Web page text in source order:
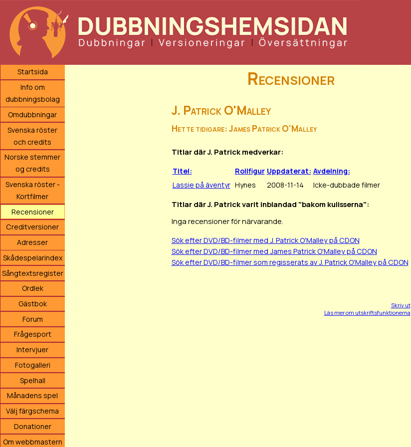
Startsida
Info om
dubbningsbolag
Omdubbningar
Svenska röster
och credits
Norske stemmer
og credits
Svenska röster -
Kortfilmer
Recensioner
Creditversioner
Adresser
Skådespelarindex
Sångtextsregister
Ordlek
Gästbok
Forum
Frågesport
Intervjuer
Fotogalleri
Spelhall
Månadens spel
Välj färgschema
Donationer
Om webbmastern
Recensioner
J. Patrick O'Malley
Hette tidigare: James Patrick O'Malley
Titlar där J. Patrick medverkar:
Titel: Rollfigur Uppdaterat: Avdelning:
Lassie på äventyr Hynes 2008-11-14 Icke-dubbade filmer
Titlar där J. Patrick varit inblandad "bakom kulisserna":
Inga recensioner för närvarande.
Sök efter DVD/BD-filmer med J. Patrick O'Malley på CDON
Sök efter DVD/BD-filmer med James Patrick O'Malley på CDON
Sök efter DVD/BD-filmer som regisserats av J. Patrick O'Malley på CDON
Skriv ut
Läs mer om utskriftsfunktionerna